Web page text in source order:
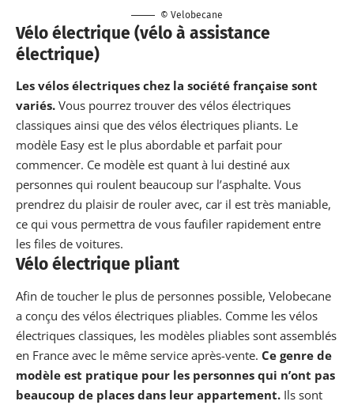
© Velobecane
Vélo électrique (vélo à assistance
électrique)
Les vélos électriques chez la société française sont
variés. Vous pourrez trouver des vélos électriques
classiques ainsi que des vélos électriques pliants. Le
modèle Easy est le plus abordable et parfait pour
commencer. Ce modèle est quant à lui destiné aux
personnes qui roulent beaucoup sur l’asphalte. Vous
prendrez du plaisir de rouler avec, car il est très maniable,
ce qui vous permettra de vous faufiler rapidement entre
les files de voitures.
Vélo électrique pliant
Afin de toucher le plus de personnes possible, Velobecane
a conçu des vélos électriques pliables. Comme les vélos
électriques classiques, les modèles pliables sont assemblés
en France avec le même service après-vente. Ce genre de
modèle est pratique pour les personnes qui n’ont pas
beaucoup de places dans leur appartement. Ils sont